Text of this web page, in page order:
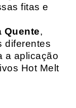
fitas e
Quente,
diferentes
a aplicação
Hot Melt